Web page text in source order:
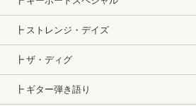
┣ ストレンジ・デイズ
┣ ザ・ディグ
┣ ギター弾き語り